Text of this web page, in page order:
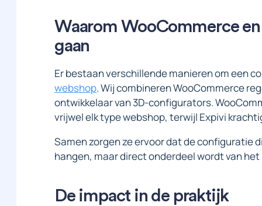
Waarom WooCommerce
gaan
Er bestaan verschillende manieren om een
webshop. Wij combineren WooCommerce
ontwikkelaar van 3D-configurators.
vrijwel elk type webshop, terwijl Expivi
Samen zorgen ze ervoor dat de configuratie
hangen, maar direct onderdeel wordt van
De impact in de praktijk